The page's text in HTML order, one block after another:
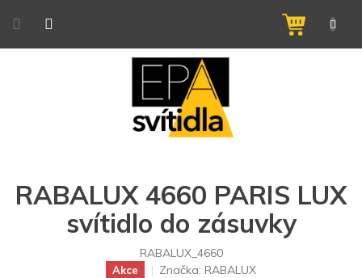
NÁKUPNÍ
KOŠÍK
RABALUX 4660 PARIS LUX
svítidlo do zásuvky
RABALUX_4660
Akce Značka: RABALUX